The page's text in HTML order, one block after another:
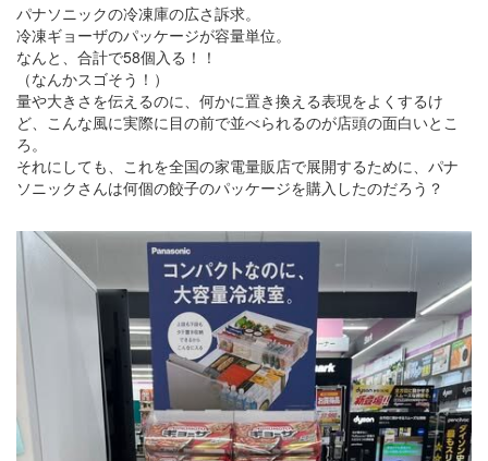
パナソニックの冷凍庫の広さ訴求。
冷凍ギョーザのパッケージが容量単位。
なんと、合計で58個入る！！
（なんかスゴそう！）
量や大きさを伝えるのに、何かに置き換える表現をよくするけ
ど、こんな風に実際に目の前で並べられるのが店頭の面白いとこ
ろ。
それにしても、これを全国の家電量販店で展開するために、パナ
ソニックさんは何個の餃子のパッケージを購入したのだろう？